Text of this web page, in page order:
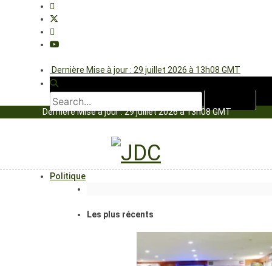
Dernière Mise à jour : 29 juillet 2026 à 13h08 GMT
Dernière Mise à jour : 29 juillet 2026 à 13h08 GMT
Politique
Les plus récents